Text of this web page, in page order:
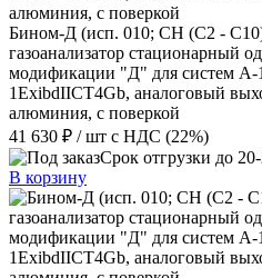
Бином-Д (исп. 010; CH (C2 -
газоанализатор стационарный
модификации "Д" для систем
1ExibdIICT4Gb, аналоговый
алюминия, с поверкой
41 630 ₽ / шт с НДС (22%)
Срок отгрузки до
В корзину